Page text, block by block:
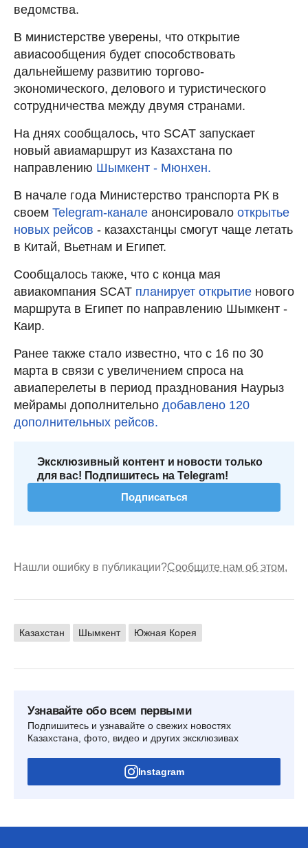
ведомства.
В министерстве уверены, что открытие
авиасообщения будет способствовать
дальнейшему развитию торгово-
экономического, делового и туристического
сотрудничества между двумя странами.
На днях сообщалось, что SCAT запускает
новый авиамаршрут из Казахстана по
направлению Шымкент - Мюнхен.
В начале года Министерство транспорта РК в
своем Telegram-канале анонсировало открытье
новых рейсов - казахстанцы смогут чаще летать
в Китай, Вьетнам и Египет.
Сообщалось также, что с конца мая
авиакомпания SCAT планирует открытие нового
маршрута в Египет по направлению Шымкент -
Каир.
Ранее также стало известно, что с 16 по 30
марта в связи с увеличением спроса на
авиаперелеты в период празднования Наурыз
мейрамы дополнительно добавлено 120
дополнительных рейсов.
Эксклюзивный контент и новости только
для вас! Подпишитесь на Telegram!
Подписаться
Нашли ошибку в публикации?Сообщите нам об этом.
Казахстан Шымкент Южная Корея
Узнавайте обо всем первыми
Подпишитесь и узнавайте о свежих новостях
Казахстана, фото, видео и других эксклюзивах
Instagram